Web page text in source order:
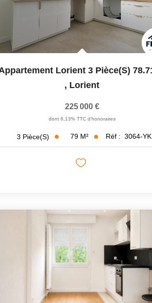
, Lorient
225 000 €
dont 6,13% TTC d'honoraires
3 Pièce(s) 79 M² Réf : 3064-YK